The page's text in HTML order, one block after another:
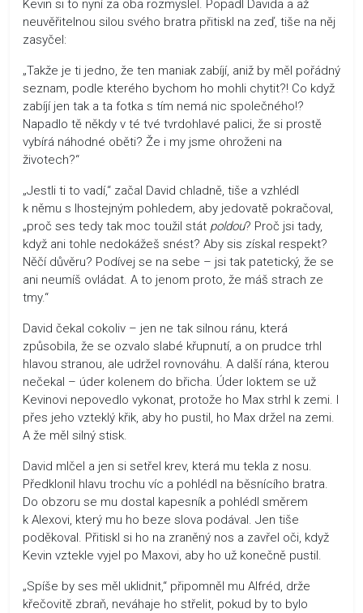
Kevin si to nyní za oba rozmyslel. Popadl Davida a až
neuvěřitelnou silou svého bratra přitiskl na zeď, tiše na něj
zasyčel:
„Takže je ti jedno, že ten maniak zabíjí, aniž by měl pořádný
seznam, podle kterého bychom ho mohli chytit?! Co když
zabíjí jen tak a ta fotka s tím nemá nic společného!?
Napadlo tě někdy v té tvé tvrdohlavé palici, že si prostě
vybírá náhodné oběti? Že i my jsme ohroženi na
životech?“
„Jestli ti to vadí,“ začal David chladně, tiše a vzhlédl
k němu s lhostejným pohledem, aby jedovatě pokračoval,
„proč ses tedy tak moc toužil stát poldou? Proč jsi tady,
když ani tohle nedokážeš snést? Aby sis získal respekt?
Něčí důvěru? Podívej se na sebe – jsi tak patetický, že se
ani neumíš ovládat. A to jenom proto, že máš strach ze
tmy.“
David čekal cokoliv – jen ne tak silnou ránu, která
způsobila, že se ozvalo slabé křupnutí, a on prudce trhl
hlavou stranou, ale udržel rovnováhu. A další rána, kterou
nečekal – úder kolenem do břicha. Úder loktem se už
Kevinovi nepovedlo vykonat, protože ho Max strhl k zemi. I
přes jeho vzteklý křik, aby ho pustil, ho Max držel na zemi.
A že měl silný stisk.
David mlčel a jen si setřel krev, která mu tekla z nosu.
Předklonil hlavu trochu víc a pohlédl na běsnícího bratra.
Do obzoru se mu dostal kapesník a pohlédl směrem
k Alexovi, který mu ho beze slova podával. Jen tiše
poděkoval. Přitiskl si ho na zraněný nos a zavřel oči, když
Kevin vztekle vyjel po Maxovi, aby ho už konečně pustil.
„Spíše by ses měl uklidnit,“ připomněl mu Alfréd, drže
křečovitě zbraň, neváhaje ho střelit, pokud by to bylo